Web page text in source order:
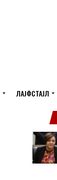
ЛАЈФСТАЈЛ